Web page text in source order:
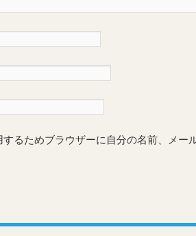
るためブラウザーに自分の名前、メー